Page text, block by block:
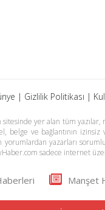
| Gizlilik Politikası |
sitesinde yer alan tüm
belge ve bağlantının
yorumlardan yazarları
sadece internet
Manşet